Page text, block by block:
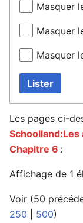
Masquer
Masquer
Masquer
Lister
Les pages ci-
Chapitre 6 :
Affichage de 1
Voir (50
250
500)